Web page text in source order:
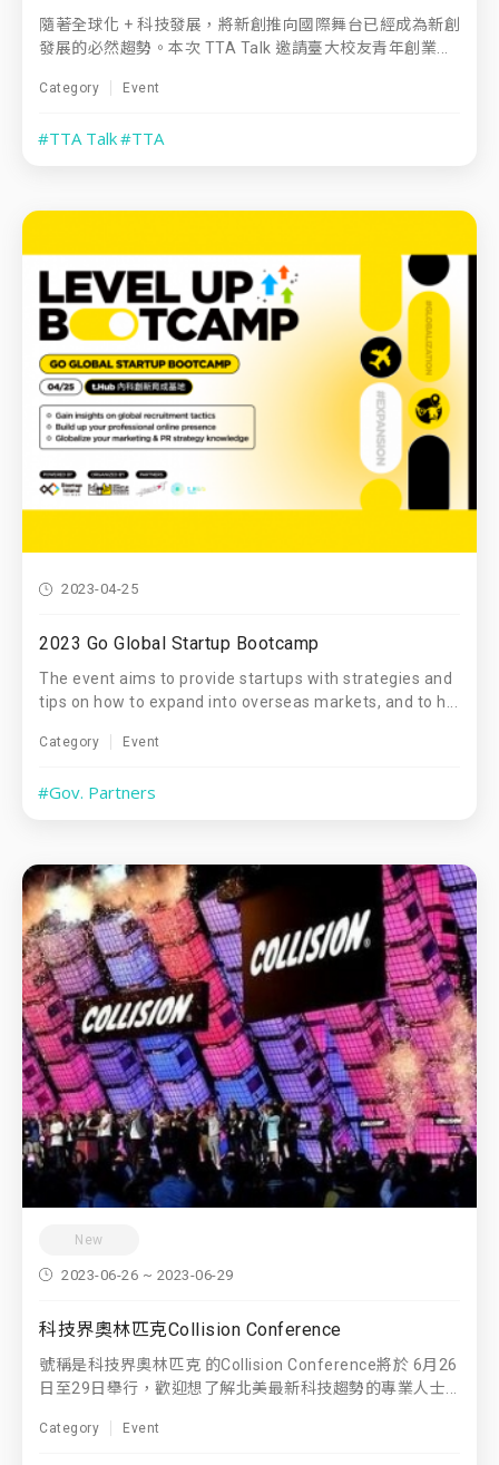
隨著全球化 + 科技發展，將新創推向國際舞台已經成為新創
發展的必然趨勢。本次 TTA Talk 邀請臺大校友青年創業...
Category Event
#TTA Talk#TTA
2023-04-25
2023 Go Global Startup Bootcamp
The event aims to provide startups with strategies and
tips on how to expand into overseas markets, and to h...
Category Event
#Gov. Partners
New
2023-06-26 ~ 2023-06-29
科技界奧林匹克Collision Conference
號稱是科技界奧林匹克 的Collision Conference將於 6月26
日至29日舉行，歡迎想了解北美最新科技趨勢的專業人士...
Category Event